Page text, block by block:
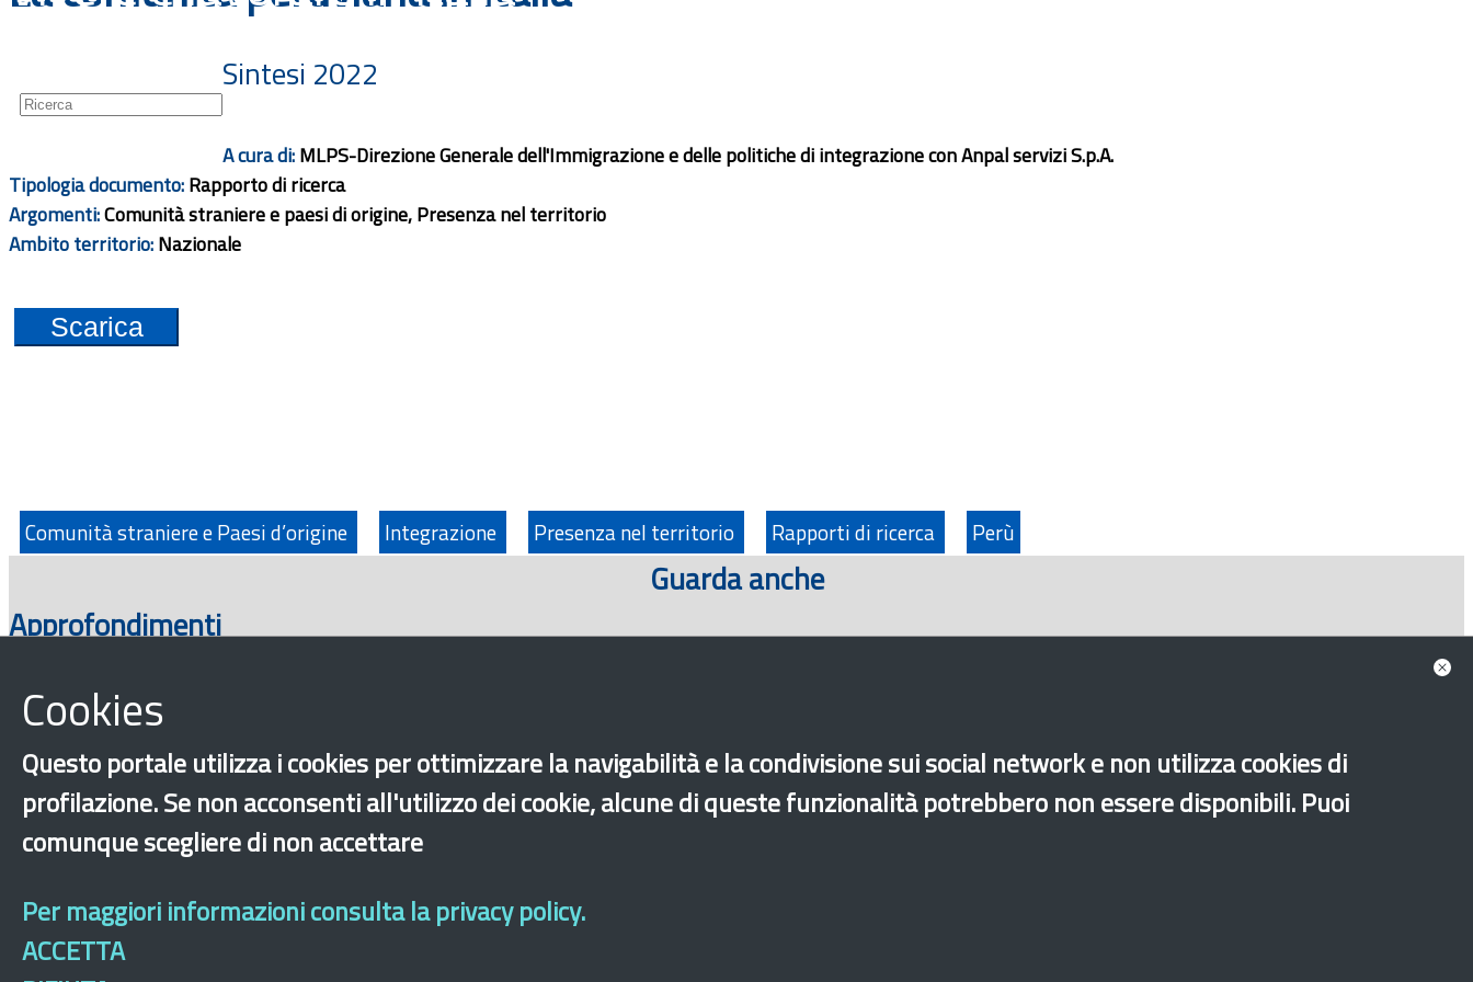
Sintesi 2022
A cura di:MLPS-Direzione Generale dell'Immigrazione e delle politiche di integrazione con Anpal servizi S.p.A.
Tipologia documento:Rapporto di ricerca
Argomenti:Comunità straniere e paesi di origine, Presenza nel territorio
Ambito territorio:Nazionale
Scarica
Comunità straniere e Paesi d’origine Integrazione Presenza nel territorio Rapporti di ricerca Perù
Guarda anche
Approfondimenti
Cookies
Questo portale utilizza i cookies per ottimizzare la navigabilità e la condivisione sui social network e non utilizza cookies di
profilazione. Se non acconsenti all'utilizzo dei cookie, alcune di queste funzionalità potrebbero non essere disponibili. Puoi
comunque scegliere di non accettare
Per maggiori informazioni consulta la privacy policy.
ACCETTA